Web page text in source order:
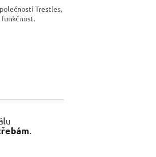
Trestles,
funkčnost.